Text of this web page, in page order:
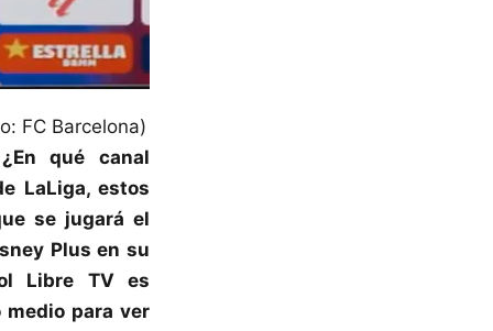
FC Barcelona)
qué canal
LaLiga, estos
se jugará el
Plus en su
Libre TV es
medio para ver